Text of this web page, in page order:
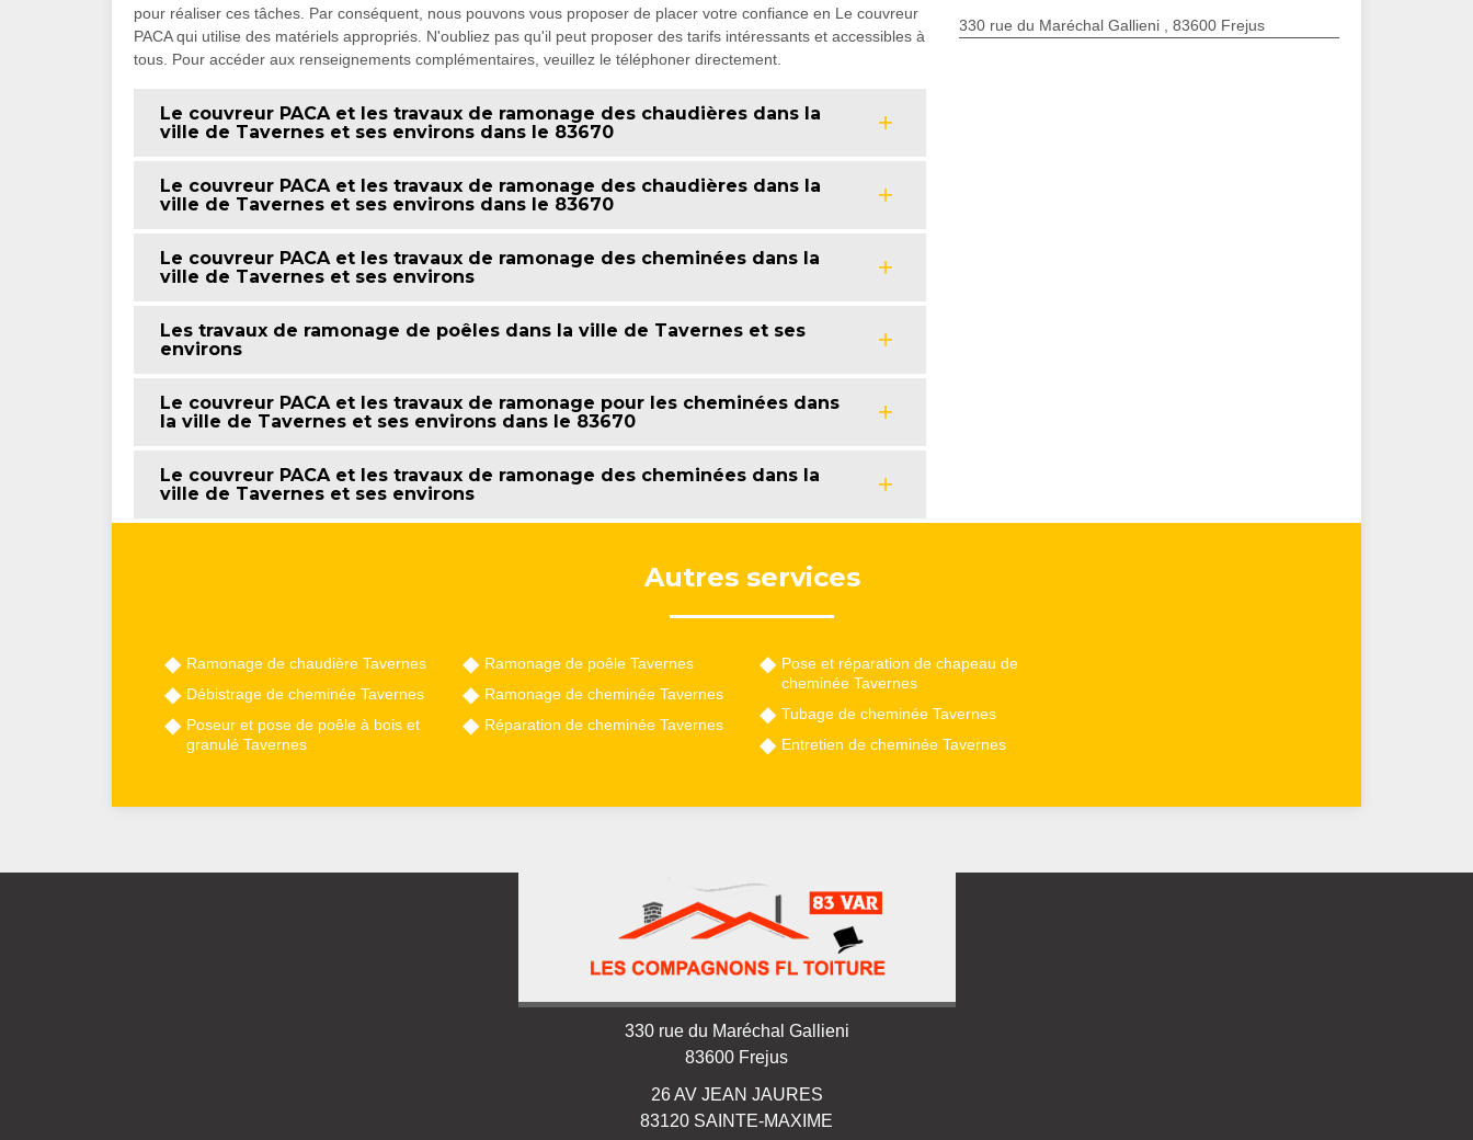
pour réaliser ces tâches. Par conséquent, nous pouvons vous proposer de placer votre confiance en Le couvreur
PACA qui utilise des matériels appropriés. N'oubliez pas qu'il peut proposer des tarifs intéressants et accessibles à
tous. Pour accéder aux renseignements complémentaires, veuillez le téléphoner directement.
Le couvreur PACA et les travaux de ramonage des chaudières dans la
ville de Tavernes et ses environs dans le 83670
Le couvreur PACA et les travaux de ramonage des chaudières dans la
ville de Tavernes et ses environs dans le 83670
Le couvreur PACA et les travaux de ramonage des cheminées dans la
ville de Tavernes et ses environs
Les travaux de ramonage de poêles dans la ville de Tavernes et ses
environs
Le couvreur PACA et les travaux de ramonage pour les cheminées dans
la ville de Tavernes et ses environs dans le 83670
Le couvreur PACA et les travaux de ramonage des cheminées dans la
ville de Tavernes et ses environs
330 rue du Maréchal Gallieni , 83600 Frejus
Autres services
Ramonage de chaudière Tavernes
Débistrage de cheminée Tavernes
Poseur et pose de poêle à bois et
granulé Tavernes
Ramonage de poêle Tavernes
Ramonage de cheminée Tavernes
Réparation de cheminée Tavernes
Pose et réparation de chapeau de
cheminée Tavernes
Tubage de cheminée Tavernes
Entretien de cheminée Tavernes
330 rue du Maréchal Gallieni
83600 Frejus
26 AV JEAN JAURES
83120 SAINTE-MAXIME